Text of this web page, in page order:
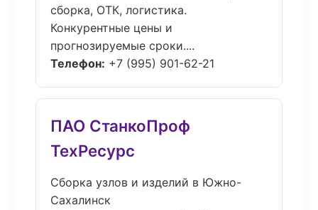
сборка, ОТК, логистика.
Конкурентные цены и
прогнозируемые сроки....
Телефон: +7 (995) 901-62-21
ПАО СтанкоПроф
ТехРесурс
Сборка узлов и изделий в Южно-
Сахалинск